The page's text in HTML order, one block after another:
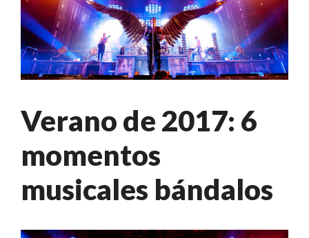
Verano de 2017: 6
momentos
musicales bándalos